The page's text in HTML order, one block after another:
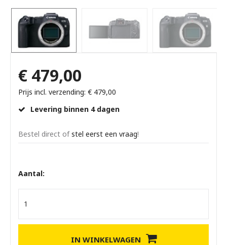
€ 479,00
Prijs incl. verzending: € 479,00
Levering binnen 4 dagen
Bestel direct ofstel eerst een vraag!
Aantal:
IN WINKELWAGEN